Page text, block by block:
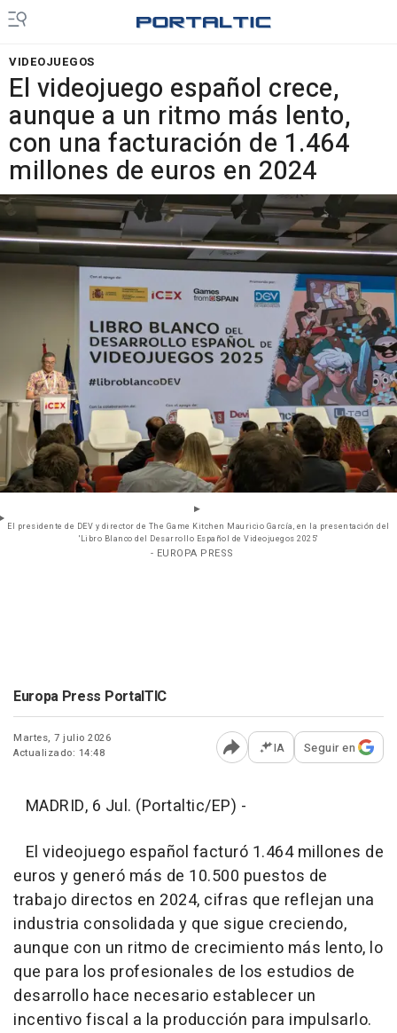
VIDEOJUEGOS
El videojuego español crece,
aunque a un ritmo más lento,
con una facturación de 1.464
millones de euros en 2024
El presidente de DEV y director de The Game Kitchen Mauricio García, en la presentación del
'Libro Blanco del Desarrollo Español de Videojuegos 2025'
- EUROPA PRESS
Europa Press PortalTIC
Martes, 7 julio 2026
Actualizado: 14:48
Abrir opciones para
IA Seguir en
MADRID, 6 Jul. (Portaltic/EP) -
El videojuego español facturó 1.464 millones de
euros y generó más de 10.500 puestos de
trabajo directos en 2024, cifras que reflejan una
industria consolidada y que sigue creciendo,
aunque con un ritmo de crecimiento más lento, lo
que para los profesionales de los estudios de
desarrollo hace necesario establecer un
incentivo fiscal a la producción para impulsarlo.